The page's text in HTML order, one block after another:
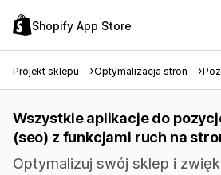
Shopify App Store
Projekt sklepu Optymalizacja stron
Wszystkie aplikacje do
(seo) z funkcjami ruch na
Optymalizuj swój sklep i